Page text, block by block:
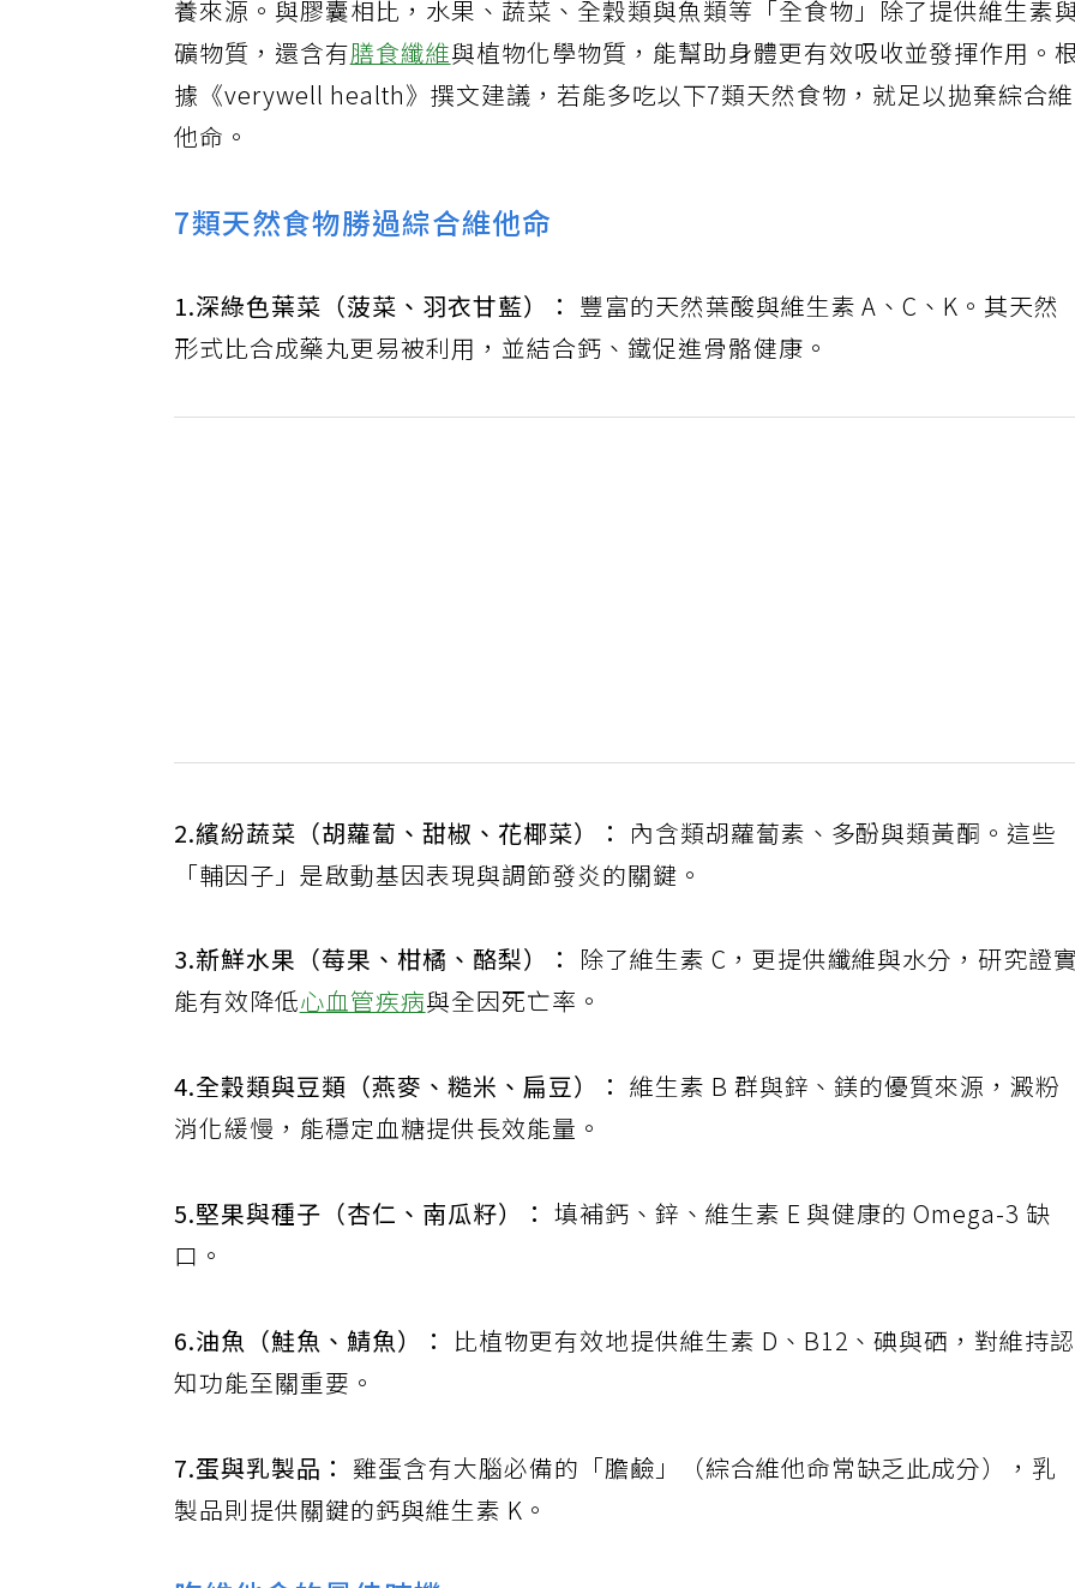
養來源。與膠囊相比，水果、蔬菜、全穀類與魚類等「全食物」除了提供維生素
礦物質，還含有膳食纖維與植物化學物質，能幫助身體更有效吸收並發揮作用。
據《verywell health》撰文建議，若能多吃以下7類天然食物，就足以拋棄綜合維
他命。
7類天然食物勝過綜合維他命
1.深綠色葉菜（菠菜、羽衣甘藍）： 豐富的天然葉酸與維生素 A、C、K。其天然
形式比合成藥丸更易被利用，並結合鈣、鐵促進骨骼健康。
2.繽紛蔬菜（胡蘿蔔、甜椒、花椰菜）： 內含類胡蘿蔔素、多酚與類黃酮。這些
「輔因子」是啟動基因表現與調節發炎的關鍵。
3.新鮮水果（莓果、柑橘、酪梨）： 除了維生素 C，更提供纖維與水分，研究證實
能有效降低心血管疾病與全因死亡率。
4.全穀類與豆類（燕麥、糙米、扁豆）： 維生素 B 群與鋅、鎂的優質來源，澱粉
消化緩慢，能穩定血糖提供長效能量。
5.堅果與種子（杏仁、南瓜籽）： 填補鈣、鋅、維生素 E 與健康的 Omega-3 缺
口。
6.油魚（鮭魚、鯖魚）： 比植物更有效地提供維生素 D、B12、碘與硒，對維持認
知功能至關重要。
7.蛋與乳製品： 雞蛋含有大腦必備的「膽鹼」（綜合維他命常缺乏此成分），乳
製品則提供關鍵的鈣與維生素 K。